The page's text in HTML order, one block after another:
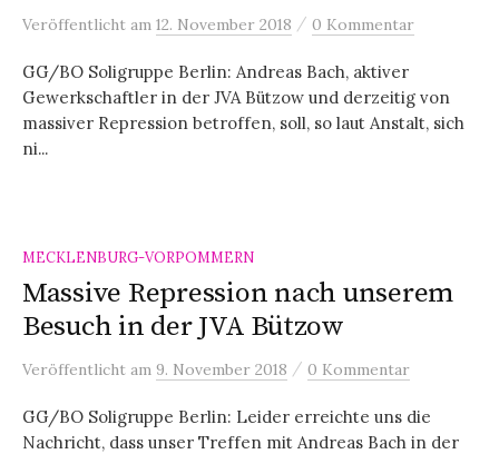
Veröffentlicht am 12. November 2018 / 0 Kommentar
GG/BO Soligruppe Berlin: Andreas Bach, aktiver
Gewerkschaftler in der JVA Bützow und derzeitig von
massiver Repression betroffen, soll, so laut Anstalt, sich
ni...
MECKLENBURG-VORPOMMERN
Massive Repression nach unserem
Besuch in der JVA Bützow
Veröffentlicht am 9. November 2018 / 0 Kommentar
GG/BO Soligruppe Berlin: Leider erreichte uns die
Nachricht, dass unser Treffen mit Andreas Bach in der